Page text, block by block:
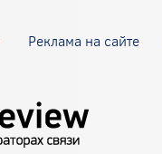
Реклама на сайте